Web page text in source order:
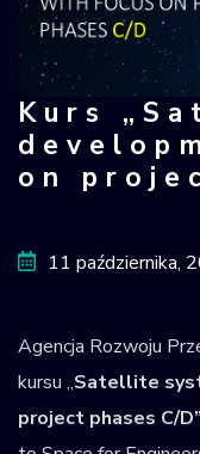
Krajowy
Obiektów
Kosmicznych
Kurs
Kurs
on
11 października,
Agencja Rozwoju
kursu „Satellite
project phases C/D”